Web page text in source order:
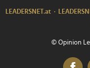
LEADERSNET.at
© Opinion